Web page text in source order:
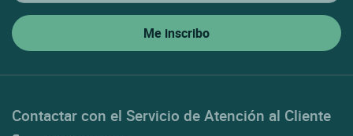
Contactar con el Servicio de Atención al Cliente